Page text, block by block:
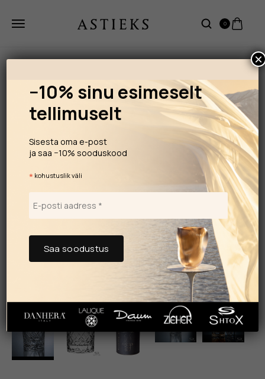
0
−10% sinu esimeselt
tellimuselt
Sisesta oma e-post
ja saa −10% sooduskood
* kohustuslik väli
×